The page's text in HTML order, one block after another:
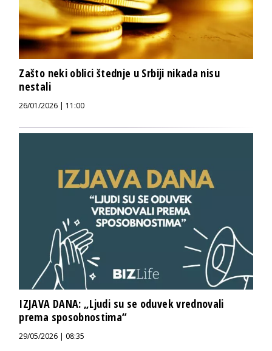
Zašto neki oblici štednje u Srbiji nikada nisu
nestali
26/01/2026 | 11:00
IZJAVA DANA: „Ljudi su se oduvek vrednovali
prema sposobnostima“
29/05/2026 | 08:35